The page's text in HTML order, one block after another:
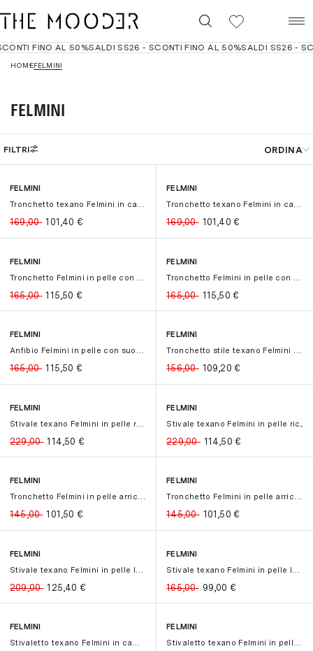
FINO AL 50%SALDI SS26 - SCONTI FINO AL 50%SALDI SS26 -
HOMEFELMINI
FELMINI
FILTRI ORDINA
Prezzo decrescente
-40%
-40%
FELMINI
Tronchetto texano Felmini in camosc...
169,00 101,40€
-40%
-40%
FELMINI
Tronchetto texano Felmini in camosc...
169,00 101,40€
-30%
-30%
FELMINI
165,00 115,50€
-30%
-30%
FELMINI
165,00 115,50€
-30%
-30%
FELMINI
Anfibio Felmini in pelle con suola ...
165,00 115,50€
-30%
-30%
FELMINI
Tronchetto stile texano Felmini in ...
156,00 109,20€
-50%
-50%
FELMINI
Stivale texano Felmini in pelle ric...
229,00 114,50€
-50%
-50%
FELMINI
Stivale texano Felmini in pelle ric...
229,00 114,50€
-30%
-30%
FELMINI
Tronchetto Felmini in pelle arricci...
145,00 101,50€
-30%
-30%
FELMINI
Tronchetto Felmini in pelle arricci...
145,00 101,50€
-40%
-40%
FELMINI
209,00 125,40€
-40%
-40%
FELMINI
165,00 99,00€
-40%
-40%
FELMINI
Stivaletto texano Felmini in camosc...
-40%
-40%
FELMINI
Stivaletto texano Felmini in pelle ...